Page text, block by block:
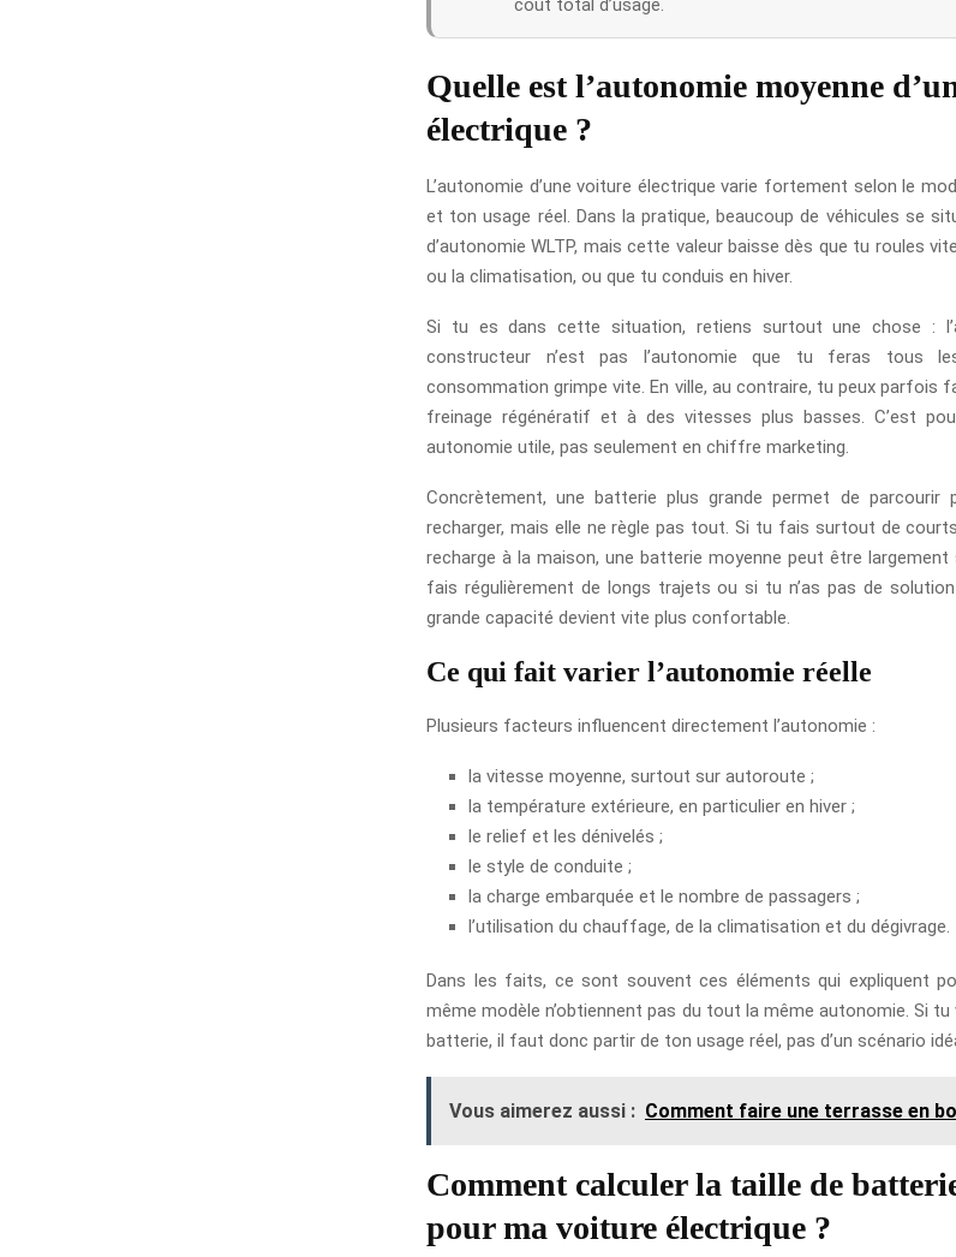
Quelle est l’autonomie moyenne
électrique ?
L’autonomie d’une voiture électrique varie fortement selon le
et ton usage réel. Dans la pratique, beaucoup de véhicules se
d’autonomie WLTP, mais cette valeur baisse dès que tu roules
ou la climatisation, ou que tu conduis en hiver.
Si tu es dans cette situation, retiens surtout une chose :
constructeur n’est pas l’autonomie que tu feras tous
consommation grimpe vite. En ville, au contraire, tu peux parfois
freinage régénératif et à des vitesses plus basses. C’est
autonomie utile, pas seulement en chiffre marketing.
Concrètement, une batterie plus grande permet de parcourir
recharger, mais elle ne règle pas tout. Si tu fais surtout de
recharge à la maison, une batterie moyenne peut être
fais régulièrement de longs trajets ou si tu n’as pas de
grande capacité devient vite plus confortable.
Ce qui fait varier l’autonomie réelle
Plusieurs facteurs influencent directement l’autonomie :
la vitesse moyenne, surtout sur autoroute ;
la température extérieure, en particulier en hiver ;
le relief et les dénivelés ;
le style de conduite ;
la charge embarquée et le nombre de passagers ;
l’utilisation du chauffage, de la climatisation et du dégivrage.
Dans les faits, ce sont souvent ces éléments qui expliquent
même modèle n’obtiennent pas du tout la même autonomie. Si
batterie, il faut donc partir de ton usage réel, pas d’un scénario
Vous aimerez aussi : Comment faire une terrasse en
Comment calculer la taille de
pour ma voiture électrique ?